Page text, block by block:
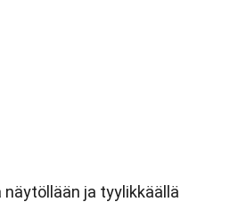
ja tyylikkäällä